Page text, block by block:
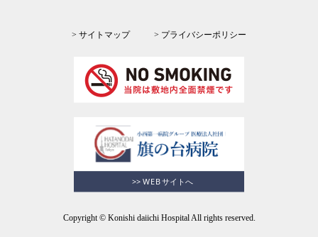
> サイトマップ > プライバシーポリシー
Copyright © Konishi daiichi Hospital All rights reserved.